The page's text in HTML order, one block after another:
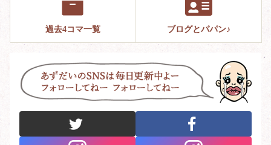
過去4コマ一覧 ブログとパパン♪